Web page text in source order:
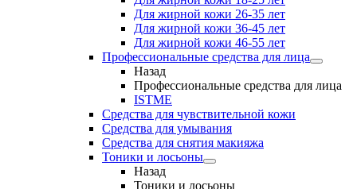
Для жирной кожи 26-35 лет
Для жирной кожи 36-45 лет
Для жирной кожи 46-55 лет
Профессиональные средства для лица
Назад
Профессиональные средства для лица
ISTME
Средства для чувствительной кожи
Средства для умывания
Средства для снятия макияжа
Тоники и лосьоны
Назад
Тоники и лосьоны